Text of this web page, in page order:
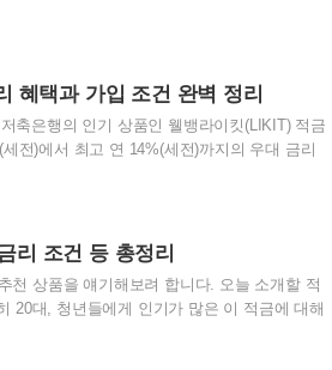
해 자세히 알아보겠습니다. KB스타적금2 소
제공합니다. 이번에는 영업점에서도 가입 가
있습니다. 금리 및 혜택 'KB스타적금2'의 기
혜택과 가입 조건 완벽 정리
축은행의 인기 상품인 웰뱅라이킷(LIKIT) 적금
전)에서 최고 연 14%(세전)까지의 우대 금리
지 자유롭게 적립할 수 있는 이 적금은 다양한
리 적금 상품입니다. 이 상품은 높은 금리와 다
까지 자유롭게 적립할 수 있으며, 12개월 만기
리 조건 등 총정리
천 상품을 얘기해보려 합니다. 오늘 소개할 적
20대, 청년들에게 인기가 많은 이 적금에 대해
KB 국민은행 특별한 적금은 연 6%까지의